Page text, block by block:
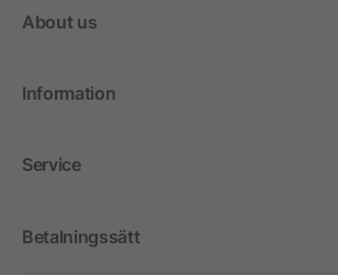
About us
Information
Service
Betalningssätt